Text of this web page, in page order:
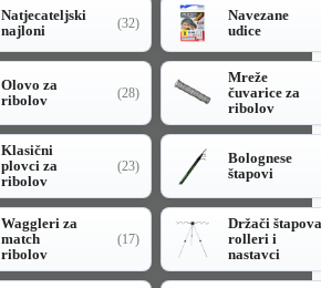
Natjecateljski
najloni
(32)
Navezane
udice
Olovo za
ribolov
(28)
Mreže
čuvarice za
ribolov
Klasični
plovci za
ribolov
(23)
Bolognese
štapovi
Waggleri za
match
ribolov
(17)
Držači štapova
rolleri i
nastavci